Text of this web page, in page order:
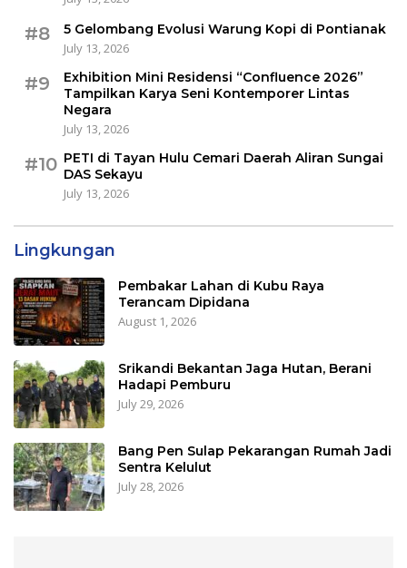
#8
5 Gelombang Evolusi Warung Kopi di Pontianak
July 13, 2026
#9
Exhibition Mini Residensi “Confluence 2026”
Tampilkan Karya Seni Kontemporer Lintas
Negara
July 13, 2026
#10 PETI di Tayan Hulu Cemari Daerah Aliran Sungai
DAS Sekayu
July 13, 2026
Lingkungan
Pembakar Lahan di Kubu Raya
Terancam Dipidana
August 1, 2026
Srikandi Bekantan Jaga Hutan, Berani
Hadapi Pemburu
July 29, 2026
Bang Pen Sulap Pekarangan Rumah Jadi
Sentra Kelulut
July 28, 2026